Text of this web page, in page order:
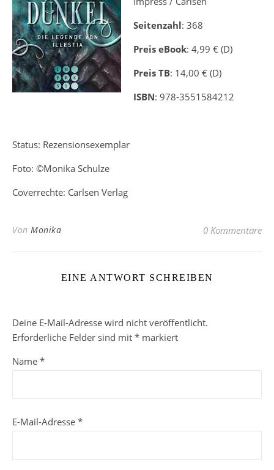
Seitenzahl: 368
Preis eBook: 4,99 € (D)
Preis TB: 14,00 € (D)
ISBN: 978-3551584212
Status: Rezensionsexemplar
Foto: ©Monika Schulze
Coverrechte: Carlsen Verlag
Von Monika 0 Kommentare
EINE ANTWORT SCHREIBEN
Deine E-Mail-Adresse wird nicht veröffentlicht.
Erforderliche Felder sind mit * markiert
Name *
E-Mail-Adresse *